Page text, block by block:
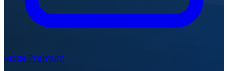
Mode Premium